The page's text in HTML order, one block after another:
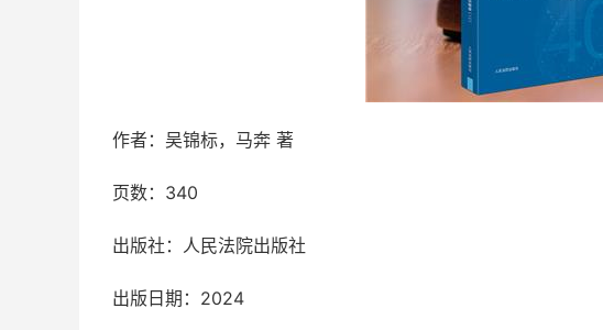
作者：吴锦标，马奔 著
页数：340
出版社：人民法院出版社
出版日期：2024